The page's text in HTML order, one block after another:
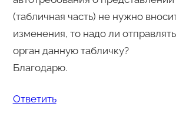
(табличная часть) не нужно
изменения, то надо ли
орган данную табличку?
Благодарю.
Ответить